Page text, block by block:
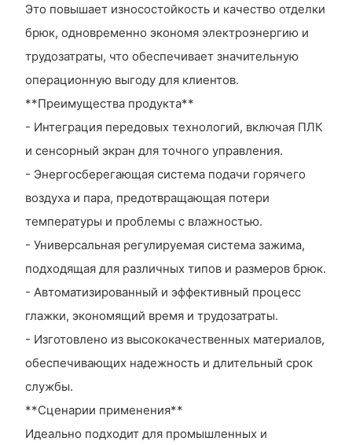
Это повышает износостойкость и качество отделки
брюк, одновременно экономя электроэнергию и
трудозатраты, что обеспечивает значительную
операционную выгоду для клиентов.
**Преимущества продукта**
- Интеграция передовых технологий, включая ПЛК
и сенсорный экран для точного управления.
- Энергосберегающая система подачи горячего
воздуха и пара, предотвращающая потери
температуры и проблемы с влажностью.
- Универсальная регулируемая система зажима,
подходящая для различных типов и размеров брюк.
- Автоматизированный и эффективный процесс
глажки, экономящий время и трудозатраты.
- Изготовлено из высококачественных материалов,
обеспечивающих надежность и длительный срок
службы.
**Сценарии применения**
Идеально подходит для промышленных и